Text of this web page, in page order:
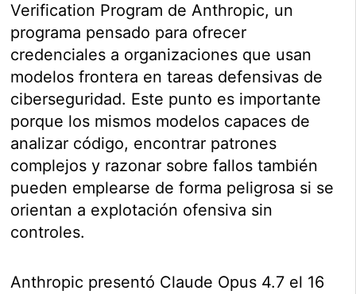
Verification Program de Anthropic, un
programa pensado para ofrecer
credenciales a organizaciones que usan
modelos frontera en tareas defensivas de
ciberseguridad. Este punto es importante
porque los mismos modelos capaces de
analizar código, encontrar patrones
complejos y razonar sobre fallos también
pueden emplearse de forma peligrosa si se
orientan a explotación ofensiva sin
controles.
Anthropic presentó Claude Opus 4.7 el 16